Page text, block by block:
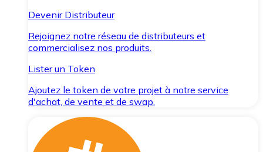
Devenir Distributeur
Rejoignez notre réseau de distributeurs et
commercialisez nos produits.
Lister un Token
Ajoutez le token de votre projet à notre service
d'achat, de vente et de swap.